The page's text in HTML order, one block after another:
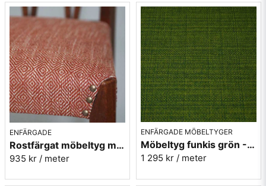
ENFÄRGADE
Rostfärgat möbeltyg med gåsögon - Magdalena nr.31
935 kr / meter
ENFÄRGADE MÖBELTYGER
Möbeltyg funkis grön - Grass - Funk nr.9719
1 295 kr / meter